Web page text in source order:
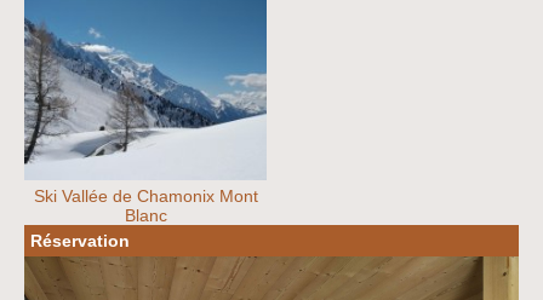
Ski Vallée de Chamonix Mont
Blanc
Réservation